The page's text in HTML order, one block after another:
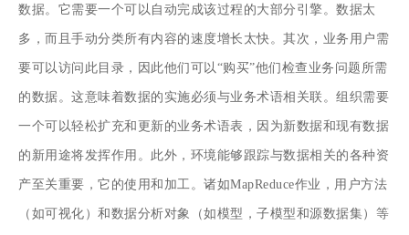
数据。它需要一个可以自动完成该过程的大部分引擎。数据太
多，而且手动分类所有内容的速度增长太快。其次，业务用户需
要可以访问此目录，因此他们可以“购买”他们检查业务问题所需
的数据。这意味着数据的实施必须与业务术语相关联。组织需要
一个可以轻松扩充和更新的业务术语表，因为新数据和现有数据
的新用途将发挥作用。此外，环境能够跟踪与数据相关的各种资
产至关重要，它的使用和加工。诸如MapReduce作业，用户方法
（如可视化）和数据分析对象（如模型，子模型和源数据集）等